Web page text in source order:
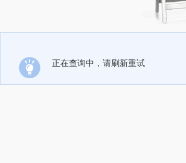
正在查询中，请刷新重试